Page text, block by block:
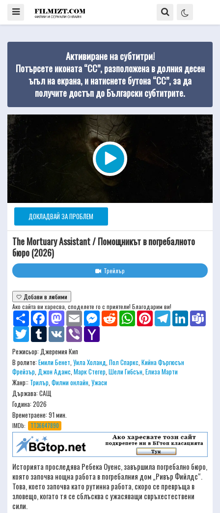
Активиране на субтитри!
Потърсете иконата “CC”, разположена в долния десен
ъгъл на екрана, и натиснете бутона “CC”, за да
получите достъп до Български субтитрите.
ДОКЛАДВАЙ ЗА ПРОБЛЕМ
The Mortuary Assistant / Помощникът в погребалното
бюро (2026)
Трейлър
🤍 Добави в любими
Ако сайта ви харесва, споделете го с приятели! Благодарим ви!
Share
FacebookMastodonEmail MessengerReddit WhatsAppPinterestTelegramLinkedIn
Twitter
Tumblr VK Viber
Режисьор:Джеремия Кип
В ролите:Емили Бенет,Уила Холанд,Пол Спаркс,Кийна Фъргюсън
Фрейзър,Джон Адамс,Марк Стегер,Шели Гибсън,Елиза Марти
Жанр:: Трилър,Филми онлайн,Ужаси
Държава: САЩ
Година: 2026
Времетраене:91 мин.
IMDb: TT36647890
Историята проследява Ребека Оуенс, завършила погребално бюро,
която започва нощна работа в погребалния дом „Ривър Фийлдс“.
Това, което започва като рутинна работа, скоро се превръща в
зловещо, когато тя се сблъсква с ужасяващи свръхестествени
сили.